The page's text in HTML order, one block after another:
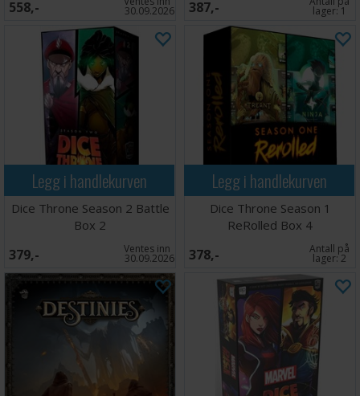
558,- 30.09.2026 387,- lager:1
Legg i handlekurven
Dice Throne Season 2 Battle
Box 2
379,- Ventes inn
30.09.2026
Legg i handlekurven
Dice Throne Season 1
ReRolled Box 4
378,- Antall på
lager:2